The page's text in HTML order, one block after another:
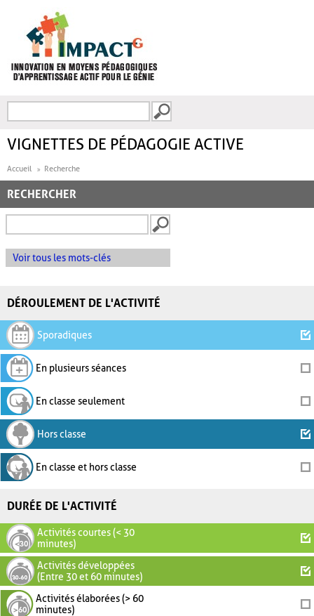
FORMULAIRE DE
VIGNETTES DE PÉDAGOGIE ACTIVE
Accueil Recherche
RECHERCHER
Voir tous les mots-clés
DÉROULEMENT DE L'ACTIVITÉ
Sporadiques
En plusieurs séances
En classe seulement
Hors classe
En classe et hors classe
DURÉE DE L'ACTIVITÉ
Activités courtes (< 30
minutes)
Activités développées
(Entre 30 et 60 minutes)
Activités élaborées (> 60
minutes)